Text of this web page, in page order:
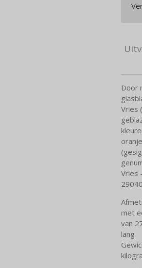
Door
Vries
Vries
met
van
lang